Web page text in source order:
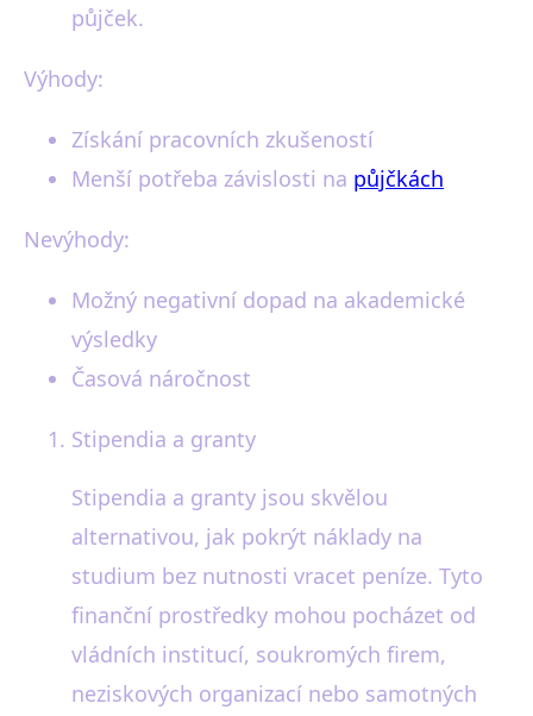
půjček.
Výhody:
Získání pracovních zkušeností
Menší potřeba závislosti na půjčkách
Nevýhody:
Možný negativní dopad na akademické
výsledky
Časová náročnost
Stipendia a granty
Stipendia a granty jsou skvělou
alternativou, jak pokrýt náklady na
studium bez nutnosti vracet peníze. Tyto
finanční prostředky mohou pocházet od
vládních institucí, soukromých firem,
neziskových organizací nebo samotných